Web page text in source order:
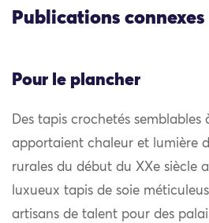
Publications connexes
Pour le plancher
Des tapis crochetés semblables
apportaient chaleur et lumière
rurales du début du XXe siècle
luxueux tapis de soie
artisans de talent pour des